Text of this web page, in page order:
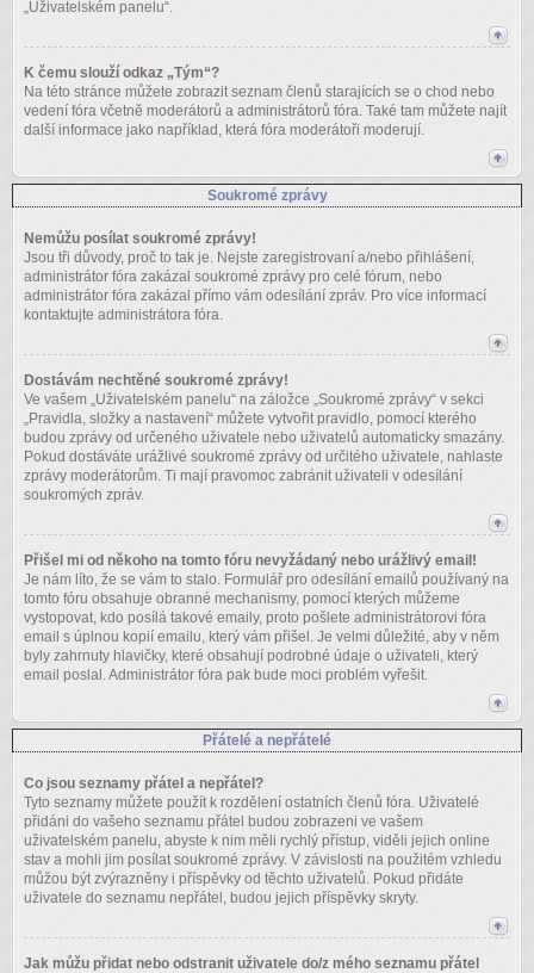
„Uživatelském panelu“.
K čemu slouží odkaz „Tým“?
Na této stránce můžete zobrazit seznam členů starajících se o chod nebo
vedení fóra včetně moderátorů a administrátorů fóra. Také tam můžete najít
další informace jako například, která fóra moderátoři moderují.
Soukromé zprávy
Nemůžu posílat soukromé zprávy!
Jsou tři důvody, proč to tak je. Nejste zaregistrovaní a/nebo přihlášení,
administrátor fóra zakázal soukromé zprávy pro celé fórum, nebo
administrátor fóra zakázal přímo vám odesílání zpráv. Pro více informací
kontaktujte administrátora fóra.
Dostávám nechtěné soukromé zprávy!
Ve vašem „Uživatelském panelu“ na záložce „Soukromé zprávy“ v sekci
„Pravidla, složky a nastavení“ můžete vytvořit pravidlo, pomocí kterého
budou zprávy od určeného uživatele nebo uživatelů automaticky smazány.
Pokud dostáváte urážlivé soukromé zprávy od určitého uživatele, nahlaste
zprávy moderátorům. Ti mají pravomoc zabránit uživateli v odesílání
soukromých zpráv.
Přišel mi od někoho na tomto fóru nevyžádaný nebo urážlivý email!
Je nám líto, že se vám to stalo. Formulář pro odesílání emailů používaný na
tomto fóru obsahuje obranné mechanismy, pomocí kterých můžeme
vystopovat, kdo posílá takové emaily, proto pošlete administrátorovi fóra
email s úplnou kopií emailu, který vám přišel. Je velmi důležité, aby v něm
byly zahrnuty hlavičky, které obsahují podrobné údaje o uživateli, který
email poslal. Administrátor fóra pak bude moci problém vyřešit.
Přátelé a nepřátelé
Co jsou seznamy přátel a nepřátel?
Tyto seznamy můžete použít k rozdělení ostatních členů fóra. Uživatelé
přidáni do vašeho seznamu přátel budou zobrazeni ve vašem
uživatelském panelu, abyste k nim měli rychlý přístup, viděli jejich online
stav a mohli jim posílat soukromé zprávy. V závislosti na použitém vzhledu
můžou být zvýrazněny i příspěvky od těchto uživatelů. Pokud přidáte
uživatele do seznamu nepřátel, budou jejich příspěvky skryty.
Jak můžu přidat nebo odstranit uživatele do/z mého seznamu přátel